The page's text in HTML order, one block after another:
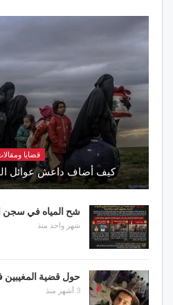
قضايا
كيف أضاف داعش عوائل
شح المياه في سجن
شهر واحد منذ
حول قضية المغيبين
3 أشهر منذ